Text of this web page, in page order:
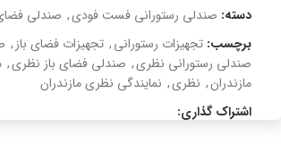
دسته: صندلی رستورانی فست فودی, صندلی
برچسب: تجهیزات رستورانی, تجهیزات فضای باز,
صندلی رستورانی نظری, صندلی فضای باز نظری,
مازندران, نظری, نمایندگی نظری مازندران
اشتراک گذاری: